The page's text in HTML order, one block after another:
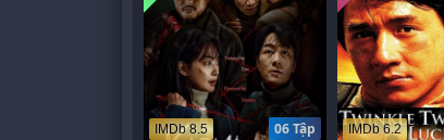
06 Tập
IMDb 8.5 IMDb 6.2